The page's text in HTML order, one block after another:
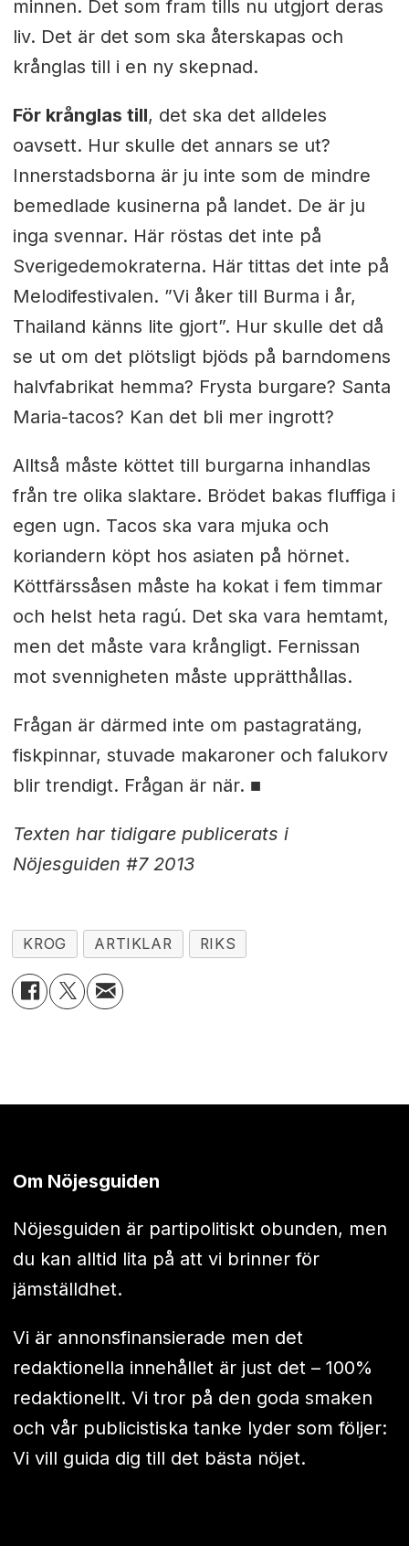
minnen. Det som fram tills nu utgjort deras
liv. Det är det som ska återskapas och
krånglas till i en ny skepnad.
För krånglas till, det ska det alldeles
oavsett. Hur skulle det annars se ut?
Innerstadsborna är ju inte som de mindre
bemedlade kusinerna på landet. De är ju
inga svennar. Här röstas det inte på
Sverigedemokraterna. Här tittas det inte på
Melodifestivalen. ”Vi åker till Burma i år,
Thailand känns lite gjort”. Hur skulle det då
se ut om det plötsligt bjöds på barndomens
halvfabrikat hemma? Frysta burgare? Santa
Maria-tacos? Kan det bli mer ingrott?
Alltså måste köttet till burgarna inhandlas
från tre olika slaktare. Brödet bakas fluffiga i
egen ugn. Tacos ska vara mjuka och
koriandern köpt hos asiaten på hörnet.
Köttfärssåsen måste ha kokat i fem timmar
och helst heta ragú. Det ska vara hemtamt,
men det måste vara krångligt. Fernissan
mot svennigheten måste upprätthållas.
Frågan är därmed inte om pastagratäng,
fiskpinnar, stuvade makaroner och falukorv
blir trendigt. Frågan är när. ■
Texten har tidigare publicerats i
Nöjesguiden #7 2013
KROG ARTIKLAR RIKS
Om Nöjesguiden
Nöjesguiden är partipolitiskt obunden, men
du kan alltid lita på att vi brinner för
jämställdhet.
Vi är annonsfinansierade men det
redaktionella innehållet är just det – 100%
redaktionellt. Vi tror på den goda smaken
och vår publicistiska tanke lyder som följer:
Vi vill guida dig till det bästa nöjet.